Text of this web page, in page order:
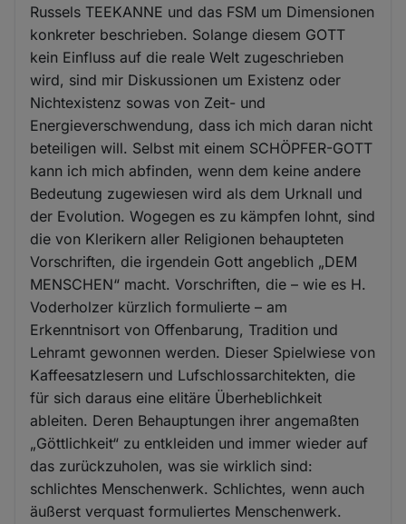
Russels TEEKANNE und das FSM um Dimensionen
konkreter beschrieben. Solange diesem GOTT
kein Einfluss auf die reale Welt zugeschrieben
wird, sind mir Diskussionen um Existenz oder
Nichtexistenz sowas von Zeit- und
Energieverschwendung, dass ich mich daran nicht
beteiligen will. Selbst mit einem SCHÖPFER-GOTT
kann ich mich abfinden, wenn dem keine andere
Bedeutung zugewiesen wird als dem Urknall und
der Evolution. Wogegen es zu kämpfen lohnt, sind
die von Klerikern aller Religionen behaupteten
Vorschriften, die irgendein Gott angeblich „DEM
MENSCHEN“ macht. Vorschriften, die – wie es H.
Voderholzer kürzlich formulierte – am
Erkenntnisort von Offenbarung, Tradition und
Lehramt gewonnen werden. Dieser Spielwiese von
Kaffeesatzlesern und Lufschlossarchitekten, die
für sich daraus eine elitäre Überheblichkeit
ableiten. Deren Behauptungen ihrer angemaßten
„Göttlichkeit“ zu entkleiden und immer wieder auf
das zurückzuholen, was sie wirklich sind:
schlichtes Menschenwerk. Schlichtes, wenn auch
äußerst verquast formuliertes Menschenwerk.